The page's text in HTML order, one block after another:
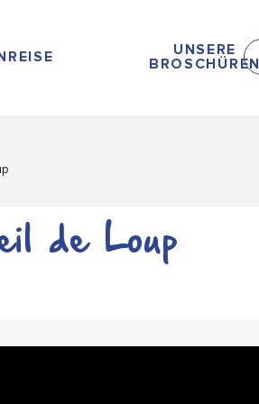
UNSERE
BROSCHÜREN
de Loup